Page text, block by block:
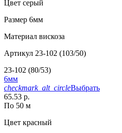
Цвет серый
Размер 6мм
Материал вискоза
Артикул 23-102 (103/50)
23-102 (80/53)
6мм
checkmark_alt_circleВыбрать
65.53 р.
По 50 м
Цвет красный